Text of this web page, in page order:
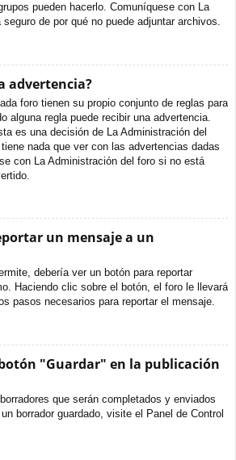
pueden hacerlo. Comuníquese con La
de por qué no puede adjuntar archivos.
advertencia?
foro tienen su propio conjunto de reglas para
alguna regla puede recibir una advertencia.
es una decisión de La Administración del
nada que ver con las advertencias dadas
con La Administración del foro si no está
un mensaje a un
debería ver un botón para reportar
Haciendo clic sobre el botón, el foro le llevará
pasos necesarios para reportar el mensaje.
"Guardar" en la publicación
que serán completados y enviados
borrador guardado, visite el Panel de Control